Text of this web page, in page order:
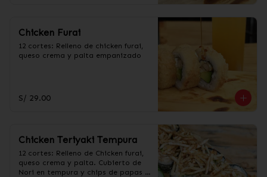
Chicken Furai
12 cortes: Relleno de chicken furai,
queso crema y palta empanizado
S/ 29.00
Chicken Teriyaki Tempura
12 cortes: Relleno de Chicken furai,
queso crema y palta. Cubierto de
Nori en tempura y chips de papas